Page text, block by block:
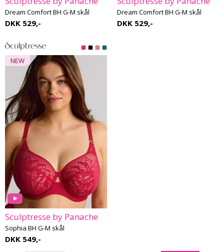
Dream Comfort BH G-M skål
DKK 529,-
Dream Comfort BH G-M skål
DKK 529,-
NEW
Sculptresse by Panache
Sophia BH G-M skål
DKK 549,-